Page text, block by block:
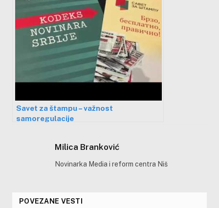
Savet za štampu – važnost
samoregulacije
Milica Branković
Novinarka Media i reform centra Niš
POVEZANE VESTI